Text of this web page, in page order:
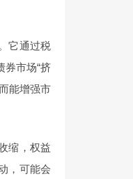
它通过税
券市场“挤
能增强市
缩，权益
，可能会